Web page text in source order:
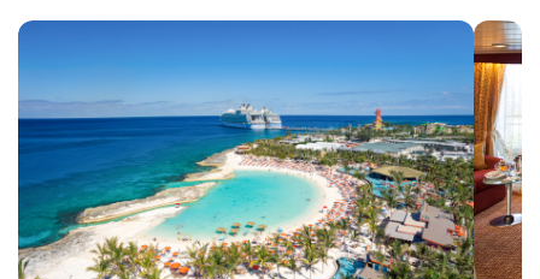
Články
Kontakt
Vyhledat plavbu